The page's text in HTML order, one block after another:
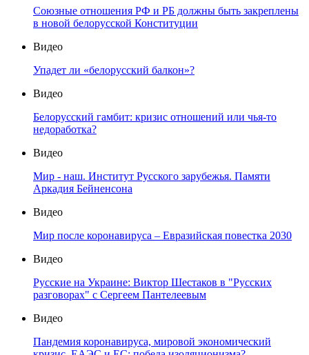
Союзные отношения РФ и РБ должны быть закреплены
в новой белорусской Конституции
Видео
Упадет ли «белорусский балкон»?
Видео
Белорусский гамбит: кризис отношений или чья-то
недоработка?
Видео
Мир - наш. Институт Русского зарубежья. Памяти
Аркадия Бейненсона
Видео
Мир после коронавируса – Евразийская повестка 2030
Видео
Русские на Украине: Виктор Шестаков в "Русских
разговорах" с Сергеем Пантелеевым
Видео
Пандемия коронавируса, мировой экономический